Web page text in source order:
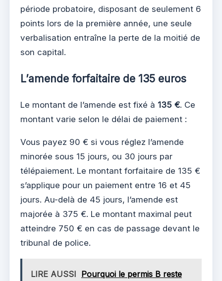
période probatoire, disposant de seulement 6
points lors de la première année, une seule
verbalisation entraîne la perte de la moitié de
son capital.
L’amende forfaitaire de 135 euros
Le montant de l’amende est fixé à 135 €. Ce
montant varie selon le délai de paiement :
Vous payez 90 € si vous réglez l’amende
minorée sous 15 jours, ou 30 jours par
télépaiement. Le montant forfaitaire de 135 €
s’applique pour un paiement entre 16 et 45
jours. Au-delà de 45 jours, l’amende est
majorée à 375 €. Le montant maximal peut
atteindre 750 € en cas de passage devant le
tribunal de police.
LIRE AUSSI Pourquoi le permis B reste